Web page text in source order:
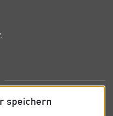
speichern